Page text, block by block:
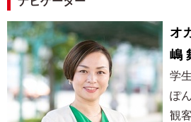
オ
嶋
学
ぽ
観